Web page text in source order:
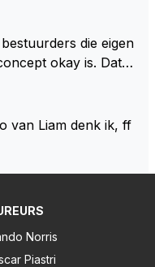
dat hij nog een
krijgt, waarmee hij d
'ik-reed-in-een-Me
ook in zich, al
die eigen
okay is. Dat is
is niet gezegd dat ik
de borst
voor een groot deel
den duur weer voo
van Liam denk ik, ff
Norris
Piastri